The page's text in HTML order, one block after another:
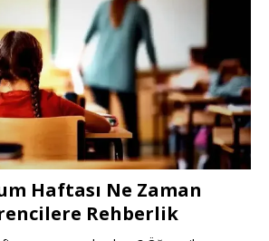
Haftası Ne Zaman
Rehberlik